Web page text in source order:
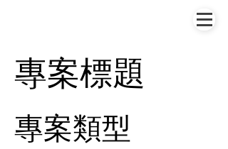
專案標題
專案類型